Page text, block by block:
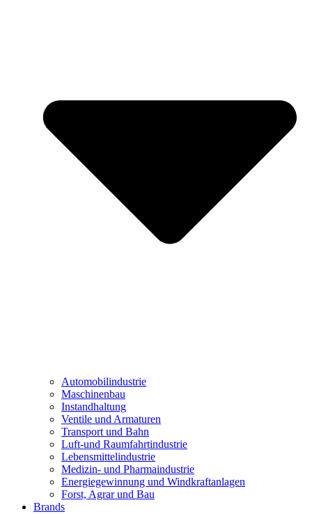
Automobilindustrie
Maschinenbau
Instandhaltung
Ventile und Armaturen
Transport und Bahn
Luft-und Raumfahrtindustrie
Lebensmittelindustrie
Medizin- und Pharmaindustrie
Energiegewinnung und Windkraftanlagen
Forst, Agrar und Bau
Brands